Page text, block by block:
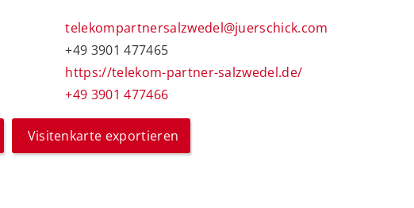
telekompartnersalzwedel@juerschick.com
+49 3901 477465
https://telekom-partner-salzwedel.de/
+49 3901 477466
Visitenkarte exportieren